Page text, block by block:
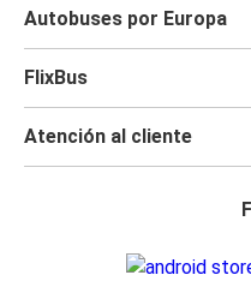
Autobuses por Europa
FlixBus
Atención al cliente